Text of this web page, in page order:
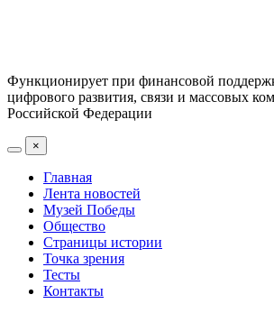
Функционирует при финансовой
цифрового развития, связи и массовых
Российской Федерации
×
Главная
Лента новостей
Музей Победы
Общество
Страницы истории
Точка зрения
Тесты
Контакты